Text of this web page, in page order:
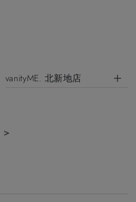
vanityME. 北新地店
>